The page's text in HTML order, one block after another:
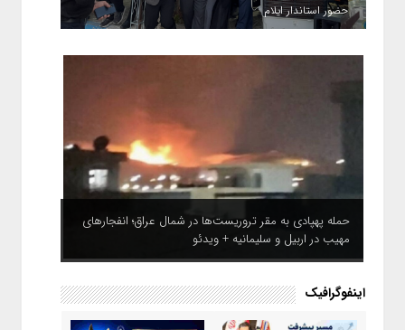
حضور استاندار ایلام
حمله پهپادی به مقر تروریست‌ها در شمال عراق؛ انفجارهای
مهیب در اربیل و سلیمانیه + ویدئو
اینفوگرافیک